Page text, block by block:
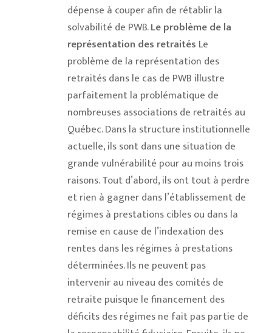
dépense à couper afin de rétablir la
solvabilité de PWB.Le problème de la
représentation des retraités Le
problème de la représentation des
retraités dans le cas de PWB illustre
parfaitement la problématique de
nombreuses associations de retraités au
Québec. Dans la structure institutionnelle
actuelle, ils sont dans une situation de
grande vulnérabilité pour au moins trois
raisons. Tout d’abord, ils ont tout à perdre
et rien à gagner dans l’établissement de
régimes à prestations cibles ou dans la
remise en cause de l’indexation des
rentes dans les régimes à prestations
déterminées. Ils ne peuvent pas
intervenir au niveau des comités de
retraite puisque le financement des
déficits des régimes ne fait pas partie de